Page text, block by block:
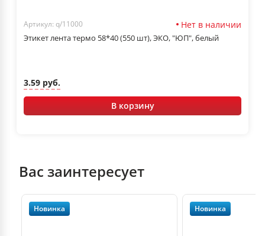
Артикул: q/11000 Нет в наличии
Этикет лента термо 58*40 (550 шт), ЭКО, "ЮП", белый
3.59 руб.
В корзину
Вас заинтересует
Новинка Новинка